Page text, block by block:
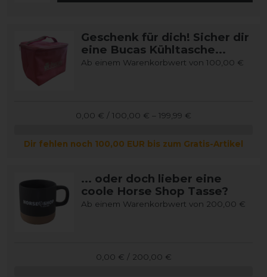
Geschenk für dich! Sicher dir
eine Bucas Kühltasche...
Ab einem Warenkorbwert von 100,00 €
0,00 € / 100,00 € – 199,99 €
Dir fehlen noch 100,00 EUR bis zum Gratis-Artikel
... oder doch lieber eine
coole Horse Shop Tasse?
Ab einem Warenkorbwert von 200,00 €
0,00 € / 200,00 €